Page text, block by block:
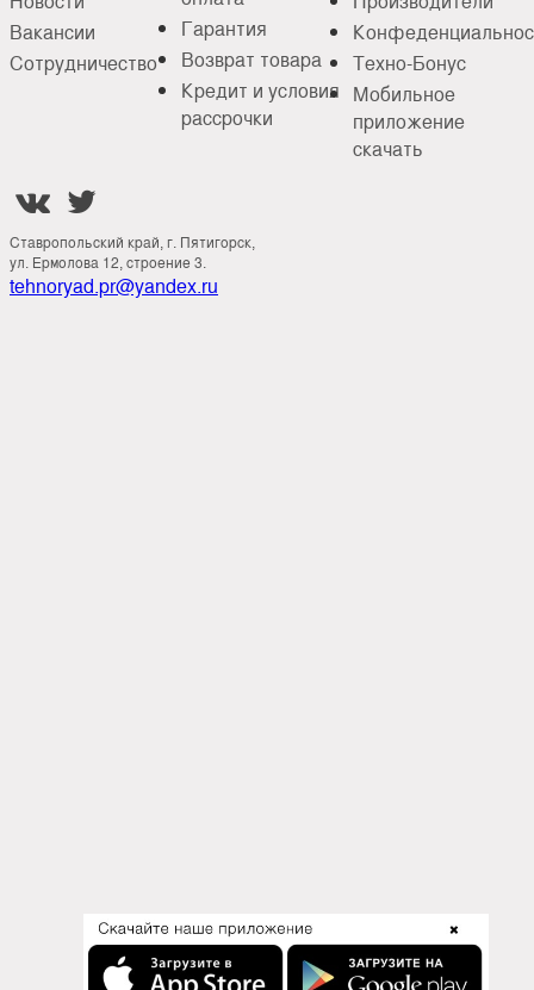
Вакансии
Сотрудничество
Гарантия
Возврат товара
Кредит и условия
рассрочки
Техно-Бонус
Мобильное
приложение
скачать
 
Ставропольский край, г. Пятигорск,
ул. Ермолова 12, строение 3.
tehnoryad.pr@yandex.ru